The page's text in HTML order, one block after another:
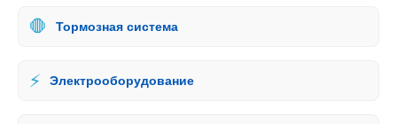
🛑 Тормозная система
⚡ Электрооборудование